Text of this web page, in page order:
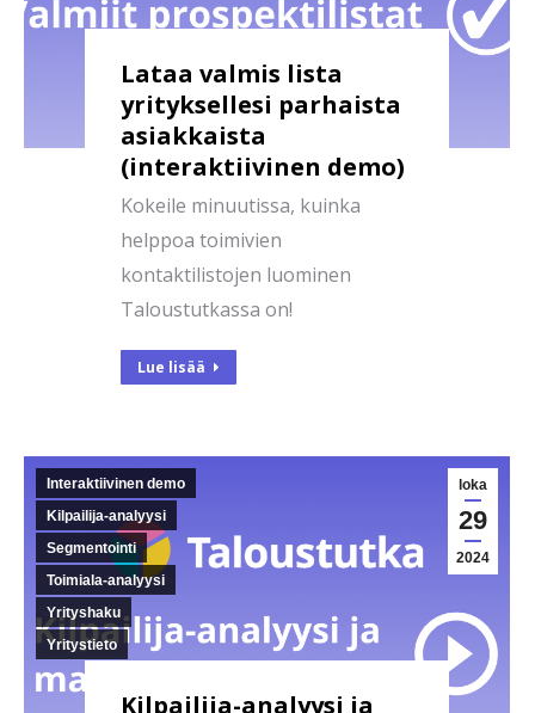
Lataa valmis lista
yrityksellesi parhaista
asiakkaista
(interaktiivinen demo)
Kokeile minuutissa, kuinka
helppoa toimivien
kontaktilistojen luominen
Taloustutkassa on!
Lue lisää
loka
29
2024
Interaktiivinen demo
Kilpailija-analyysi
Segmentointi
Toimiala-analyysi
Yrityshaku
Yritystieto
Kilpailija-analyysi ja